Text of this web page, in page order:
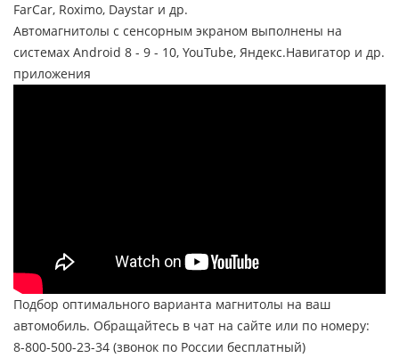
FarCar, Roximo, Daystar и др.
Автомагнитолы с сенсорным экраном выполнены на
системах Android 8 - 9 - 10, YouTube, Яндекс.Навигатор и др.
приложения
Подбор оптимального варианта магнитолы на ваш
автомобиль. Обращайтесь в чат на сайте или по номеру:
8-800-500-23-34 (звонок по России бесплатный)